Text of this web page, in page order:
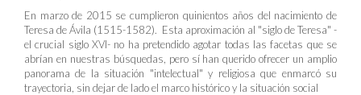
En marzo de 2015 se cumplieron quinientos años del nacimiento de
Teresa de Ávila (1515-1582). Esta aproximación al "siglo de Teresa" -
el crucial siglo XVI- no ha pretendido agotar todas las facetas que se
abrían en nuestras búsquedas, pero sí han querido ofrecer un amplio
panorama de la situación "intelectual" y religiosa que enmarcó su
trayectoria, sin dejar de lado el marco histórico y la situación social